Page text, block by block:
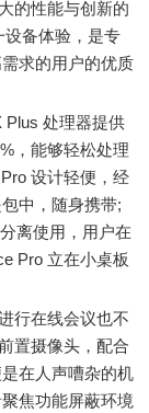
的性能与创新的
设备体验，是专
求的用户的优质
处理器提供
，能够轻松处理
设计轻便，经
中，随身携带;
离使用，用户在
Pro 立在小桌板
行在线会议也不
置摄像头，配合
在人声嘈杂的机
焦功能屏蔽环境